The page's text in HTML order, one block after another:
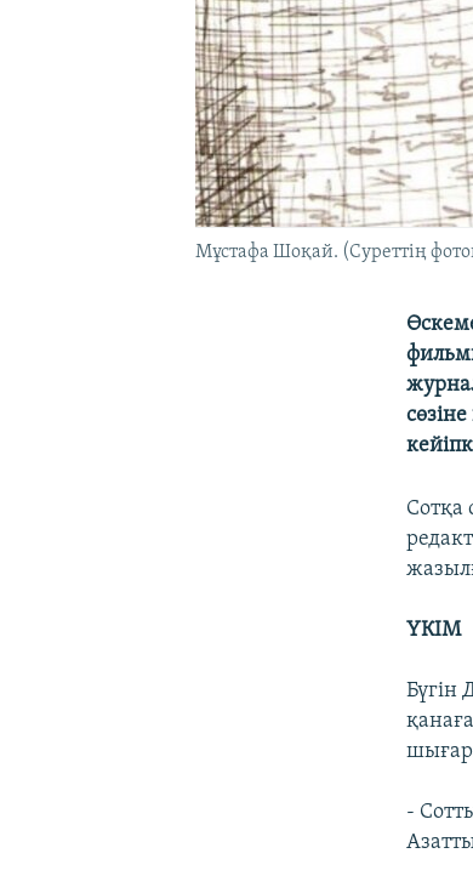
Мұстафа Шоқай. (Суреттің
Сотқа
ҮКІМ
Бүгін
-